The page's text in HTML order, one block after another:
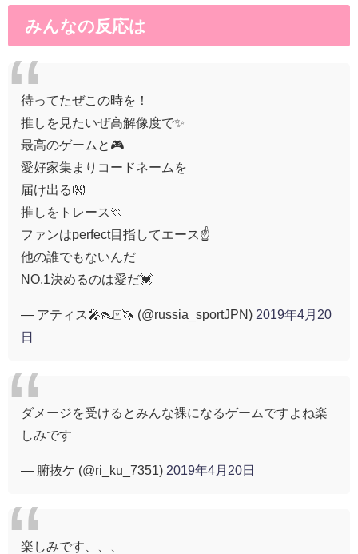
みんなの反応は
待ってたぜこの時を！
推しを見たいぜ高解像度で✨
最高のゲームと🎮
愛好家集まりコードネームを
届け出る👐
推しをトレース🏃
ファンはperfect目指してエース☝️
他の誰でもないんだ
NO.1決めるのは愛だ💓
— アティス🎤👠🀄️🦄 (@russia_sportJPN) 2019年4月20
日
ダメージを受けるとみんな裸になるゲームですよね楽
しみです
— 腑抜ケ (@ri_ku_7351) 2019年4月20日
楽しみです、、、